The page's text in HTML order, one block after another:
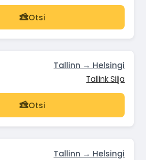
Otsi
Tallinn → Helsingi
Tallink Silja
Otsi
Tallinn → Helsingi